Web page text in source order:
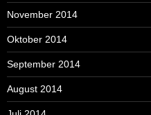
November 2014
Oktober 2014
September 2014
August 2014